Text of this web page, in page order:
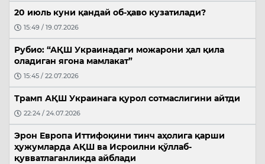
20 июль куни қандай об-ҳаво кузатилади?
15:49 / 19.07.2026
Рубио: “АҚШ Украинадаги можарони ҳал қила
оладиган ягона мамлакат”
15:45 / 22.07.2026
Трамп АҚШ Украинага қурол сотмаслигини айтди
22:24 / 24.07.2026
Эрон Европа Иттифоқини тинч аҳолига қарши
ҳужумларда АҚШ ва Исроилни қўллаб-
қувватлаганликда айблади